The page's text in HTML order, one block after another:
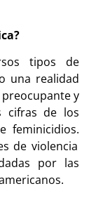
tipos de
una realidad
y
cifras de los
feminicidios.
de violencia
por las